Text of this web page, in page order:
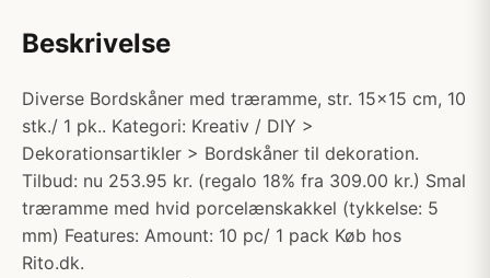
Beskrivelse
Diverse Bordskåner med træramme, str. 15x15 cm, 10
stk./ 1 pk.. Kategori: Kreativ / DIY >
Dekorationsartikler > Bordskåner til dekoration.
Tilbud: nu 253.95 kr. (regalo 18% fra 309.00 kr.) Smal
træramme med hvid porcelænskakkel (tykkelse: 5
mm) Features: Amount: 10 pc/ 1 pack Køb hos
Rito.dk.